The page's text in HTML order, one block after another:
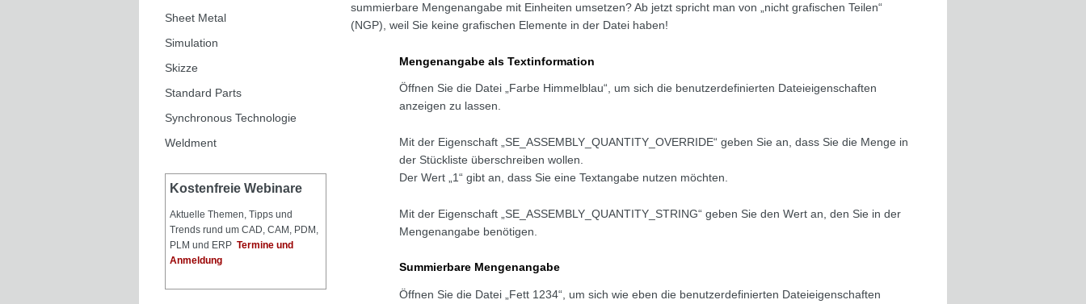
summierbare Mengenangabe mit Einheiten umsetzen? Ab jetzt spricht man von „nicht grafischen Teilen“
(NGP), weil Sie keine grafischen Elemente in der Datei haben!
Mengenangabe als Textinformation
Öffnen Sie die Datei „Farbe Himmelblau“, um sich die benutzerdefinierten Dateieigenschaften
anzeigen zu lassen.
Mit der Eigenschaft „SE_ASSEMBLY_QUANTITY_OVERRIDE“ geben Sie an, dass Sie die Menge in
der Stückliste überschreiben wollen.
Der Wert „1“ gibt an, dass Sie eine Textangabe nutzen möchten.
Mit der Eigenschaft „SE_ASSEMBLY_QUANTITY_STRING“ geben Sie den Wert an, den Sie in der
Mengenangabe benötigen.
Summierbare Mengenangabe
Öffnen Sie die Datei „Fett 1234“, um sich wie eben die benutzerdefinierten Dateieigenschaften
Sheet Metal
Simulation
Skizze
Standard Parts
Synchronous Technologie
Weldment
Kostenfreie Webinare
Aktuelle Themen, Tipps und
Trends rund um CAD, CAM, PDM,
PLM und ERP Termine und
Anmeldung